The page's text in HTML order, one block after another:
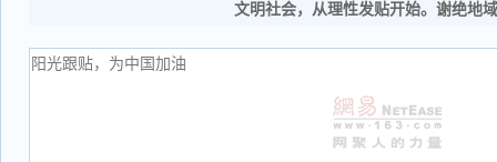
文明社会，从理性发贴开始。谢绝地